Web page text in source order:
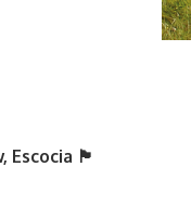
Escocia 🏴󠁧󠁢󠁳󠁣󠁴󠁿